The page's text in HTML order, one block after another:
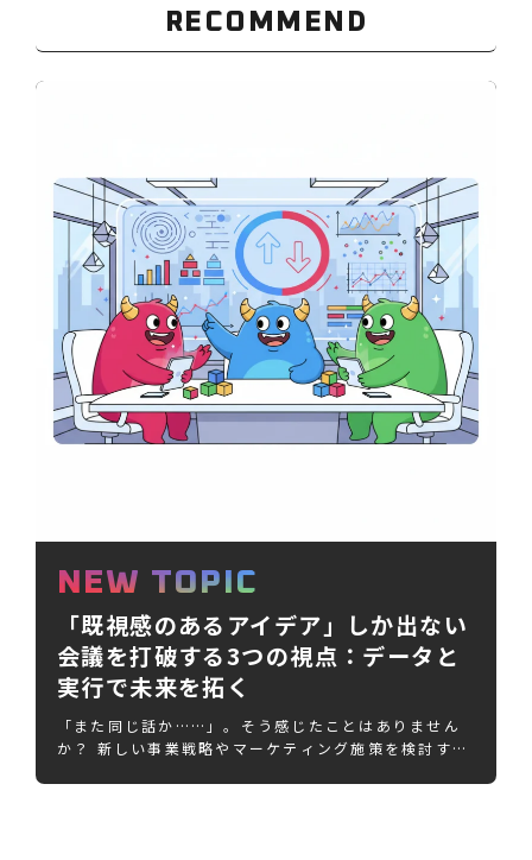
RECOMMEND
NEW TOPIC
「既視感のあるアイデア」しか出ない
会議を打破する3つの視点：データと
実行で未来を拓く
「また同じ話か……」。そう感じたことはありません
か？ 新しい事業戦略やマーケティング施策を検討する